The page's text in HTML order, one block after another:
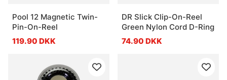
Pool 12 Magnetic Twin-
Pin-On-Reel
119.90 DKK
DR Slick Clip-On-Reel
Green Nylon Cord D-Ring
74.90 DKK